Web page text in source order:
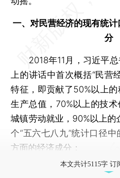
一、对民营经济的现有统
分
2018年11月，习近平总
上的讲话中首次概括“民营
特征，即贡献了50%以上
生产总值，70%以上的技
城镇劳动就业，90%以上的
个“五六七八九”统计口径
方面的经济成分：
本文共计5115字 订